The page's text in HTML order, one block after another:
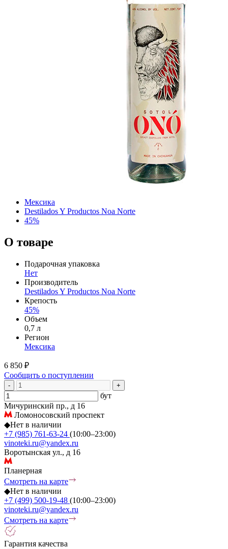
Мексика
Destilados Y Productos Noa Norte
45%
О товаре
Подарочная упаковка
Нет
Производитель
Destilados Y Productos Noa Norte
Крепость
45%
Объем
0,7 л
Регион
Мексика
6 850 ₽
Сообщить о поступлении
- +
бут
Мичуринский пр., д 16
Ломоносовский проспект
◆Нет в наличии
+7 (985) 761-63-24 (10:00–23:00)
vinoteki.ru@yandex.ru
Воротынская ул., д 16
Планерная
Смотреть на карте
◆Нет в наличии
+7 (499) 500-19-48 (10:00–23:00)
vinoteki.ru@yandex.ru
Смотреть на карте
Гарантия качества